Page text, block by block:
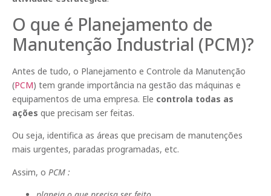
O que é Planejamento de
Manutenção Industrial (PCM)?
Antes de tudo, o Planejamento e Controle da Manutenção
(PCM) tem grande importância na gestão das máquinas e
equipamentos de uma empresa. Ele controla todas as
ações que precisam ser feitas.
Ou seja, identifica as áreas que precisam de manutenções
mais urgentes, paradas programadas, etc.
Assim, o PCM :